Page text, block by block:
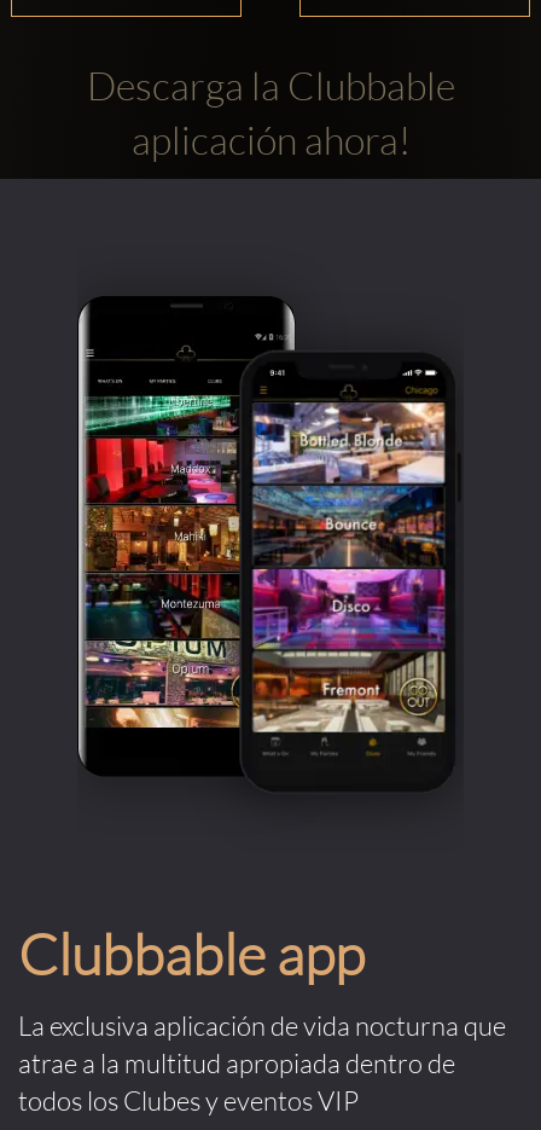
Descarga la Clubbable
aplicación ahora!
Clubbable app
La exclusiva aplicación de vida nocturna que
atrae a la multitud apropiada dentro de
todos los Clubes y eventos VIP